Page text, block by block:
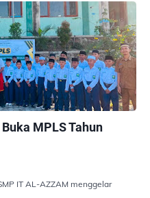
MPLS Tahun
IT AL-AZZAM menggelar